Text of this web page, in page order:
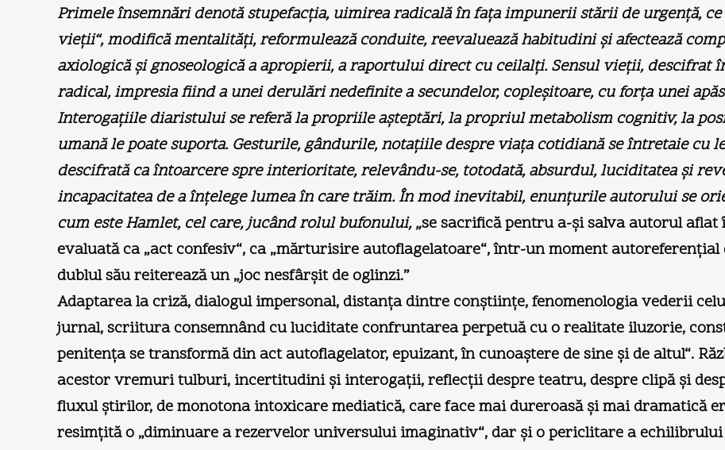
Primele însemnări denotă stupefacţia, uimirea radicală în faţa impunerii stării de urgenţă,
vieţii“, modifică mentalităţi, reformulează conduite, reevaluează habitudini şi afectează
axiologică şi gnoseologică a apropierii, a raportului direct cu ceilalţi. Sensul vieţii, descifrat
radical, impresia fiind a unei derulări nedefinite a secundelor, copleşitoare, cu forţa unei
Interogaţiile diaristului se referă la propriile aşteptări, la propriul metabolism cognitiv, la
umană le poate suporta. Gesturile, gândurile, notaţiile despre viaţa cotidiană se întretaie cu
descifrată ca întoarcere spre interioritate, relevându-se, totodată, absurdul, luciditatea şi
incapacitatea de a înţelege lumea în care trăim. În mod inevitabil, enunţurile autorului se
cum este Hamlet, cel care, jucând rolul bufonului,„se sacrifică pentru a-şi salva autorul
evaluată ca „act confesiv“, ca „mărturisire autoflagelatoare“, într-un moment
dublul său reiterează un „joc nesfârşit de oglinzi.”
Adaptarea la criză, dialogul impersonal, distanţa dintre conştiinţe, fenomenologia vederii
jurnal, scriitura consemnând cu luciditate confruntarea perpetuă cu o realitate iluzorie,
penitenţa se transformă din act autoflagelator, epuizant, în cunoaştere de sine şi de altul“.
acestor vremuri tulburi, incertitudini şi interogaţii, reflecţii despre teatru, despre clipă şi
fluxul ştirilor, de monotona intoxicare mediatică, care face mai dureroasă şi mai dramatică
resimţită o „diminuare a rezervelor universului imaginativ“, dar şi o periclitare a